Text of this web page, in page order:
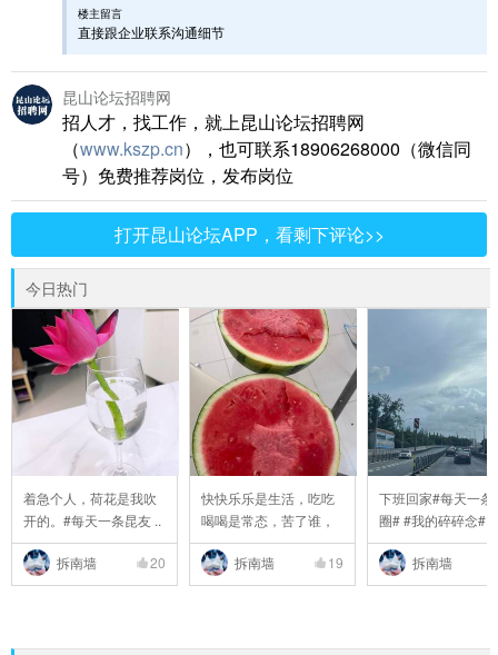
楼主留言
直接跟企业联系沟通细节
昆山论坛招聘网
招人才，找工作，就上昆山论坛招聘网
（www.kszp.cn），也可联系18906268000（微信同
号）免费推荐岗位，发布岗位
打开昆山论坛APP，看剩下评论>>
今日热门
着急个人，荷花是我吹
开的。#每天一条昆友 ..
拆南墙 20
快快乐乐是生活，吃吃
喝喝是常态，苦了谁，
..
拆南墙
19
下班回家#每天一条
圈# #我的碎碎念#
拆南墙